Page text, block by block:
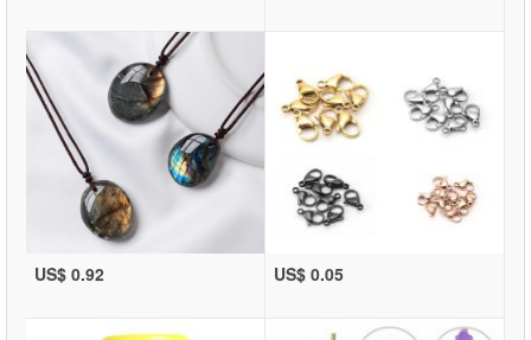
US$ 0.92 US$ 0.05